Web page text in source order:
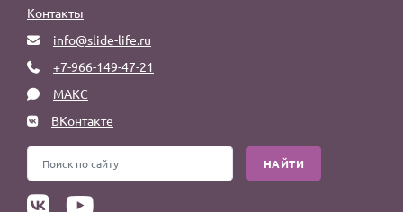
Контакты
info@slide-life.ru
+7-966-149-47-21
МАКС
ВКонтакте
НАЙТИ